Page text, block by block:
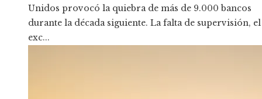
Unidos provocó la quiebra de más de 9.000 bancos
durante la década siguiente. La falta de supervisión, el
exc...